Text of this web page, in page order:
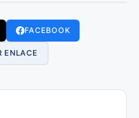
FACEBOOK
ENLACE